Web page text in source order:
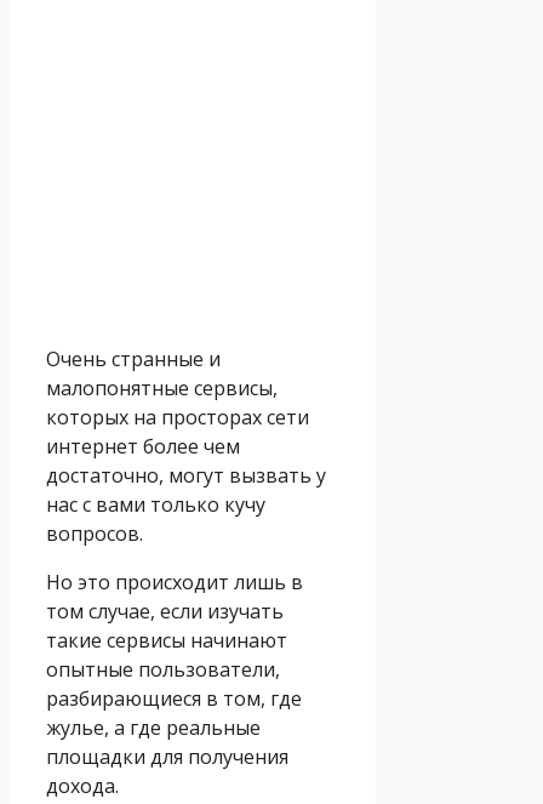
Очень странные и
малопонятные сервисы,
которых на просторах сети
интернет более чем
достаточно, могут вызвать у
нас с вами только кучу
вопросов.
Но это происходит лишь в
том случае, если изучать
такие сервисы начинают
опытные пользователи,
разбирающиеся в том, где
жулье, а где реальные
площадки для получения
дохода.